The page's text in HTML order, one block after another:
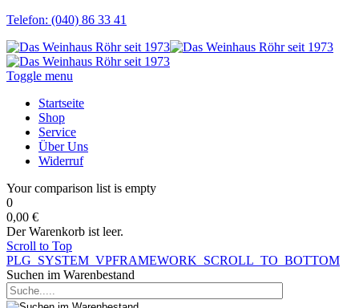
Telefon: (040) 86 33 41
Toggle menu
Startseite
Shop
Service
Über Uns
Widerruf
Your comparison list is empty
0
0,00 €
Der Warenkorb ist leer.
Scroll to Top
PLG_SYSTEM_VPFRAMEWORK_SCROLL_TO_BOTTOM
Suchen im Warenbestand